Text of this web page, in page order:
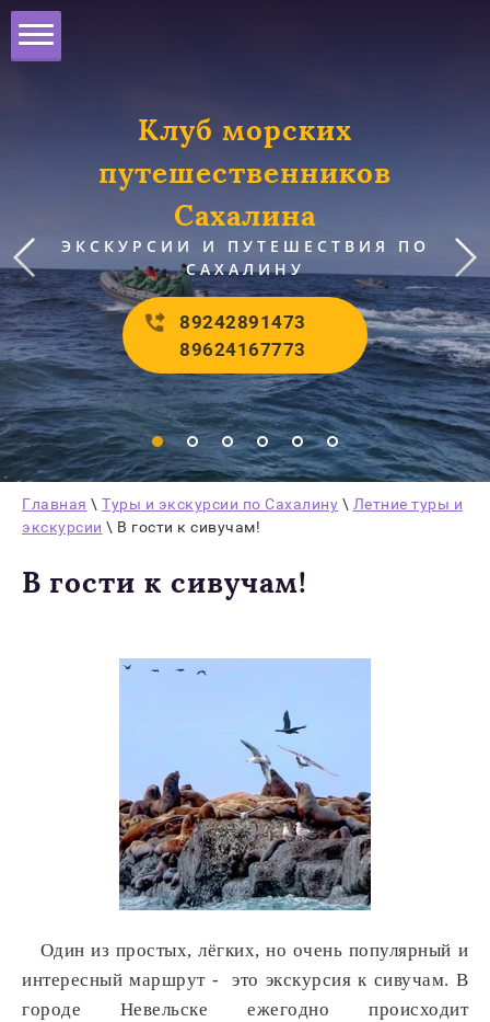
Клуб морских
путешественников
Сахалина
ЭКСКУРСИИ И ПУТЕШЕСТВИЯ ПО
САХАЛИНУ
89242891473
89624167773
Главная \ Туры и экскурсии по Сахалину \ Летние туры и
экскурсии \ В гости к сивучам!
В гости к сивучам!
Один из простых, лёгких, но очень популярный и
интересный маршрут - это экскурсия к сивучам. В
городе Невельске ежегодно происходит